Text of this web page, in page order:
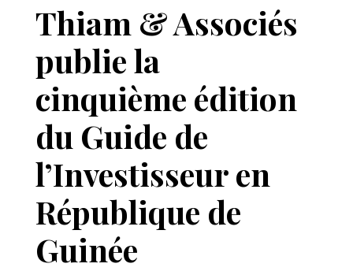
Thiam & Associés
publie la
cinquième édition
du Guide de
l’Investisseur en
République de
Guinée